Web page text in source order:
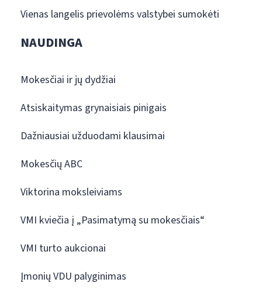
Vienas langelis prievolėms valstybei sumokėti
NAUDINGA
Mokesčiai ir jų dydžiai
Atsiskaitymas grynaisiais pinigais
Dažniausiai užduodami klausimai
Mokesčių ABC
Viktorina moksleiviams
VMI kviečia į „Pasimatymą su mokesčiais“
VMI turto aukcionai
Įmonių VDU palyginimas